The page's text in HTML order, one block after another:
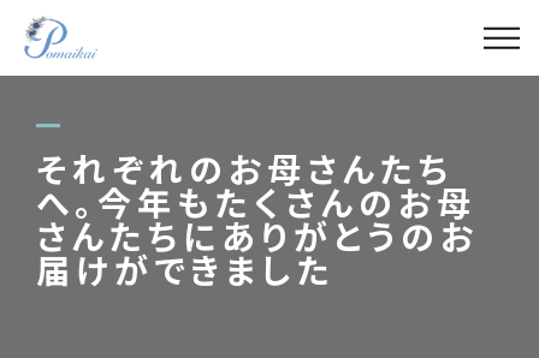
それぞれのお母さんたち
へ。今年もたくさんのお母
さんたちにありがとうのお
届けができました
ABOUT
MENU
GALLERY
LECTURER